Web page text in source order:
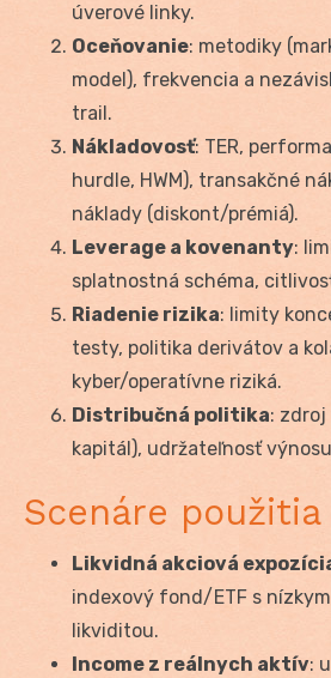
úverové linky.
Oceňovanie: metodiky
model), frekvencia a
trail.
Nákladovosť: TER,
hurdle, HWM), transakčné
náklady (diskont/prémiá).
Leverage a kovenanty:
splatnostná schéma,
Riadenie rizika: limity
testy, politika derivátov a
kyber/operatívne riziká.
Distribučná politika: zdroj
kapitál), udržateľnosť výnosu
Scenáre použitia
Likvidná akciová
indexový fond/ETF s nízkym
likviditou.
Income z reálnych aktív: